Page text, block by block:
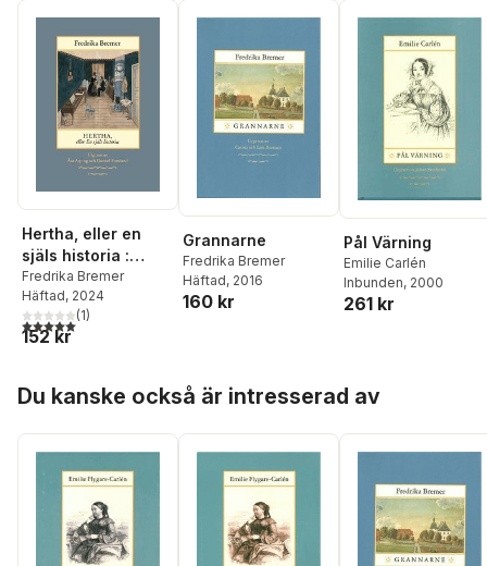
Hertha, eller en
själs historia :
teckningar ur det
verkliga lifvet
Fredrika Bremer
Häftad, 2024
5,0utav 5 stjärnor. Totalt antal röster:
(1)
152 kr
Grannarne
Fredrika Bremer
Häftad, 2016
160 kr
Pål Värning
Emilie Carlén
Inbunden, 2000
261 kr
Du kanske också är intresserad av